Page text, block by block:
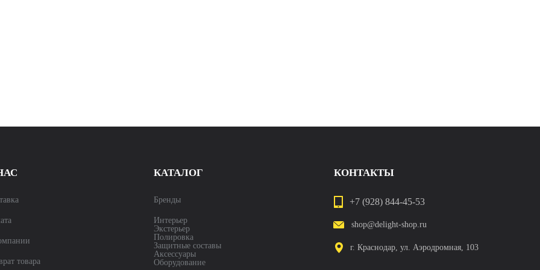
товара
КАТАЛОГ
Бренды
Интерьер
Экстерьер
Полировка
Защитные составы
Аксессуары
Оборудование
КОНТАКТЫ
+7 (928) 844-45-53
shop@delight-shop.ru
г. Краснодар, ул. Аэродромная, 103